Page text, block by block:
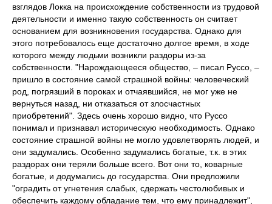
взглядов Локка на происхождение собственности из трудовой
деятельности и именно такую собственность он считает
основанием для возникновения государства. Однако для
этого потребовалось еще достаточно долгое время, в ходе
которого между людьми возникли раздоры из-за
собственности. "Нарождающееся общество, – писал Руссо, –
пришло в состояние самой страшной войны: человеческий
род, погрязший в пороках и отчаявшийся, не мог уже не
вернуться назад, ни отказаться от злосчастных
приобретений". Здесь очень хорошо видно, что Руссо
понимал и признавал историческую необходимость. Однако
состояние страшной войны не могло удовлетворять людей, и
они задумались. Особенно задумались богатые, т.к. в этих
раздорах они теряли больше всего. Вот они то, коварные
богатые, и додумались до государства. Они предложили
"оградить от угнетения слабых, сдержать честолюбивых и
обеспечить каждому обладание тем, что ему принадлежит",